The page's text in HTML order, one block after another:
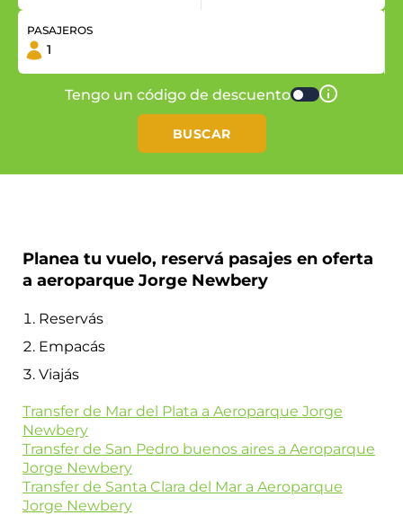
PASAJEROS
BUSCAR
Tengo un código de descuento
Planea tu vuelo, reservá pasajes en oferta
a aeroparque Jorge Newbery
Reservás
Empacás
Viajás
Transfer de Mar del Plata a Aeroparque Jorge
Newbery
Transfer de San Pedro buenos aires a Aeroparque
Jorge Newbery
Transfer de Santa Clara del Mar a Aeroparque
Jorge Newbery